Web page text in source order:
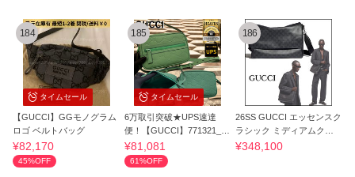
タイムセール
184
【GUCCI】GGモノグラム
ロゴ ベルトバッグ
¥82,170
45%OFF
タイムセール
185
6万取引突破★UPS速達
便！【GUCCI】771321_シ
ョルダーバッグ
¥81,081
61%OFF
186
26SS GUCCI エッセンスク
ラシック ミディアムクロ
スボディバッグ
¥348,100